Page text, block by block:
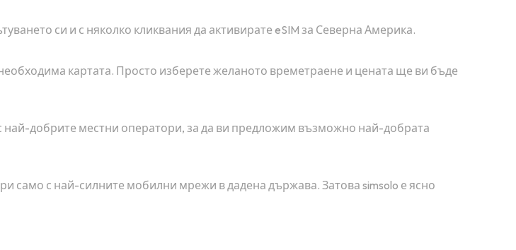
си и с няколко кликвания да активирате eSIM за Северна Америка.
картата. Просто изберете желаното времетраене и цената ще ви бъде
добрите местни оператори, за да ви предложим възможно най-добрата
само с най-силните мобилни мрежи в дадена държава. Затова simsolo е ясно